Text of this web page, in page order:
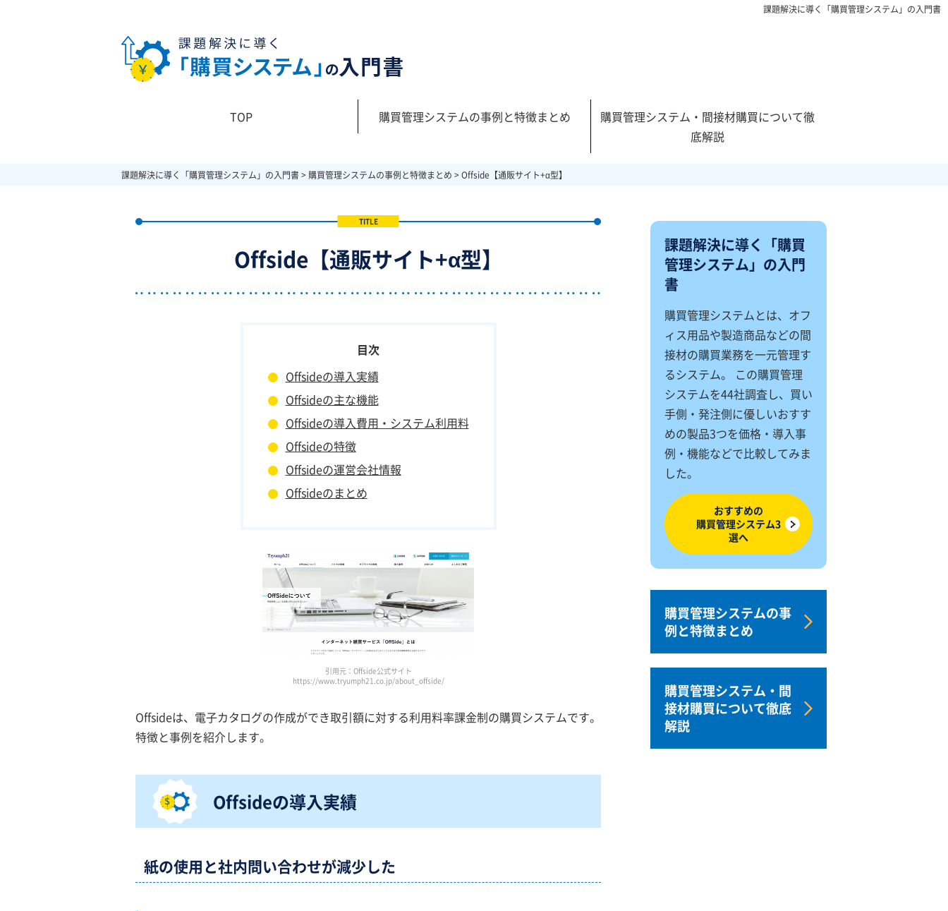
課題解決に導く「購買管理システム」の入門書
TOP 購買管理システムの事例と特徴まとめ
購買管理システム・間接材購買について徹
底解説
課題解決に導く「購買管理システム」の入門書> 購買管理システムの事例と特徴まとめ >Offside【通販サイト+α型】
Offside【通販サイト+α型】
Offsideの導入実績
Offsideの主な機能
Offsideの導入費用・システム利用料
Offsideの特徴
Offsideの運営会社情報
Offsideのまとめ
引用元：Offside公式サイト
https://www.tryumph21.co.jp/about_offside/
Offsideは、電子カタログの作成ができ取引額に対する利用料率課金制の購買システムです。
特徴と事例を紹介します。
Offsideの導入実績
紙の使用と社内問い合わせが減少した
課題解決に導く「購買
管理システム」の入門
書
購買管理システムとは、オフ
ィス用品や製造商品などの間
接材の購買業務を一元管理す
るシステム。 この購買管理
システムを44社調査し、買い
手側・発注側に優しいおすす
めの製品3つを価格・導入事
例・機能などで比較してみま
した。
おすすめの
購買管理システム3
選へ
購買管理システムの事
例と特徴まとめ
購買管理システム・間
接材購買について徹底
解説